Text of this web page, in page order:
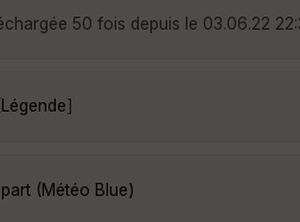
50 fois depuis le 03.06.22
Légende]
(Météo Blue)